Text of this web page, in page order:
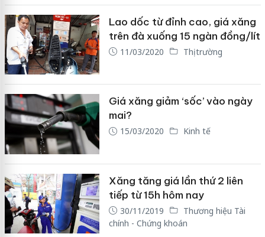
Lao dốc từ đỉnh cao, giá xăng
trên đà xuống 15 ngàn đồng/lít
11/03/2020 Thị trường
Giá xăng giảm ‘sốc’ vào ngày
mai?
15/03/2020 Kinh tế
Xăng tăng giá lần thứ 2 liên
tiếp từ 15h hôm nay
30/11/2019
Thương hiệu Tài
chính - Chứng khoán